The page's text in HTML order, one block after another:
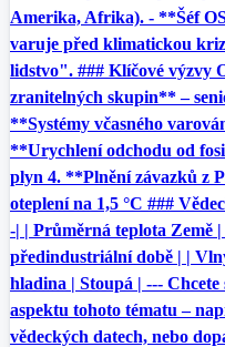
Amerika, Afrika). - **Šéf
varuje před klimatickou
lidstvo". ### Klíčové výzvy
zranitelných skupin** –
**Systémy včasného
**Urychlení odchodu od
plyn 4. **Plnění závazků z
oteplení na 1,5 °C ###
-| | Průměrná teplota Země
předindustriální době | |
hladina | Stoupá | ---
aspektu tohoto tématu –
vědeckých datech, nebo